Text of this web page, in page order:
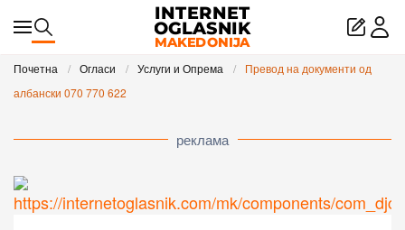
Skip to main content
Почетна Огласи Услуги и Опрема
Превод на документи од
албански 070 770 622
реклама